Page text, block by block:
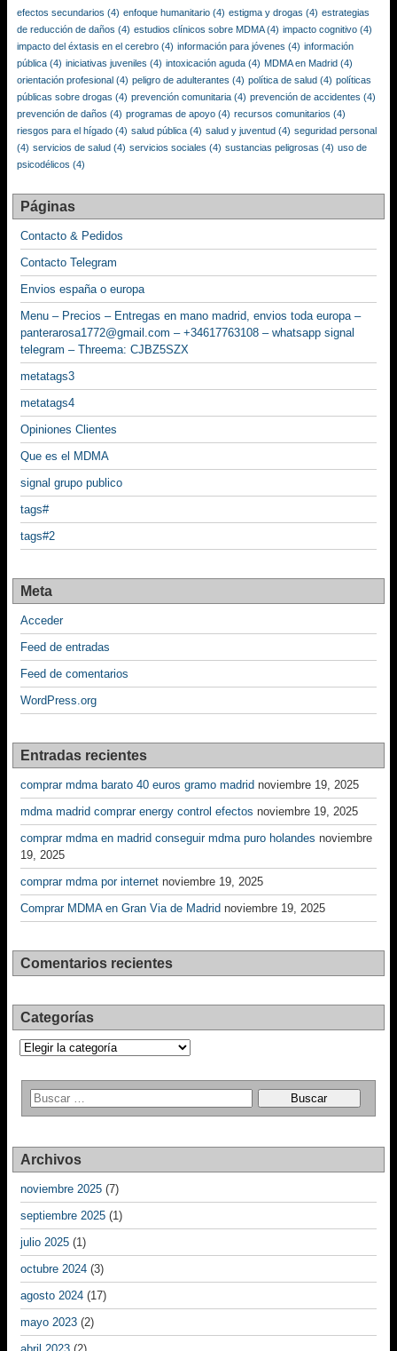
efectos secundarios (4) enfoque humanitario (4) estigma y drogas (4) estrategias
de reducción de daños (4) estudios clínicos sobre MDMA(4) impacto cognitivo (4)
impacto del éxtasis en el cerebro (4) información para jóvenes (4) información
pública (4) iniciativas juveniles (4) intoxicación aguda (4) MDMA en Madrid (4)
orientación profesional (4) peligro de adulterantes (4) política de salud (4) políticas
públicas sobre drogas (4) prevención comunitaria (4) prevención de accidentes (4)
prevención de daños (4) programas de apoyo (4) recursos comunitarios (4)
riesgos para el hígado (4) salud pública (4) salud y juventud (4) seguridad personal
(4) servicios de salud (4) servicios sociales (4) sustancias peligrosas (4) uso de
psicodélicos (4)
Páginas
Contacto & Pedidos
Contacto Telegram
Envios españa o europa
Menu – Precios – Entregas en mano madrid, envios toda europa –
panterarosa1772@gmail.com – +34617763108 – whatsapp signal
telegram – Threema: CJBZ5SZX
metatags3
metatags4
Opiniones Clientes
Que es el MDMA
signal grupo publico
tags#
tags#2
Meta
Acceder
Feed de entradas
Feed de comentarios
WordPress.org
Entradas recientes
comprar mdma barato 40 euros gramo madrid noviembre 19, 2025
mdma madrid comprar energy control efectos noviembre 19, 2025
comprar mdma en madrid conseguir mdma puro holandes noviembre
19, 2025
comprar mdma por internet noviembre 19, 2025
Comprar MDMA en Gran Via de Madrid noviembre 19, 2025
Comentarios recientes
Categorías
Categorías
Archivos
noviembre 2025 (7)
septiembre 2025 (1)
julio 2025 (1)
octubre 2024 (3)
agosto 2024 (17)
mayo 2023 (2)